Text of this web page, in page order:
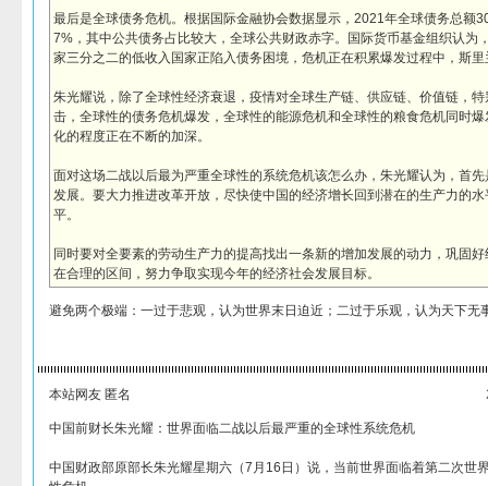
最后是全球债务危机。根据国际金融协会数据显示，2021年全球债务总额
7%，其中公共债务占比较大，全球公共财政赤字。国际货币基金组织认为
家三分之二的低收入国家正陷入债务困境，危机正在积累爆发过程中，斯
朱光耀说，除了全球性经济衰退，疫情对全球生产链、供应链、价值链，
击，全球性的债务危机爆发，全球性的能源危机和全球性的粮食危机同时
化的程度正在不断的加深。
面对这场二战以后最为严重全球性的系统危机该怎么办，朱光耀认为，首
发展。要大力推进改革开放，尽快使中国的经济增长回到潜在的生产力的
平。
同时要对全要素的劳动生产力的提高找出一条新的增加发展的动力，巩固
在合理的区间，努力争取实现今年的经济社会发展目标。
避免两个极端：一过于悲观，认为世界末日迫近；二过于乐观，认为天下无
本站网友 匿名
中国前财长朱光耀：世界面临二战以后最严重的全球性系统危机
中国财政部原部长朱光耀星期六（7月16日）说，当前世界面临着第二次世